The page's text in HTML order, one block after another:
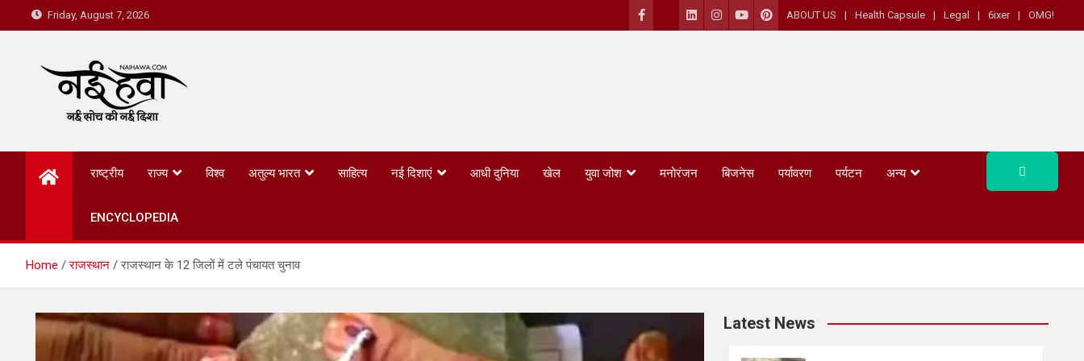
Friday, August 7, 2026 ABOUT US Health Capsule Legal 6ixer OMG!
Nai Hawa
राष्ट्रीय राज्य विश्व अतुल्य भारत साहित्य नई दिशाएं आधी दुनिया खेल युवा जोश मनोरंजन बिजनेस पर्यावरण पर्यटन अन्य
ENCYCLOPEDIA
Home राजस्थान राजस्थान के 12 जिलों में टले पंचायत चुनाव
Latest News